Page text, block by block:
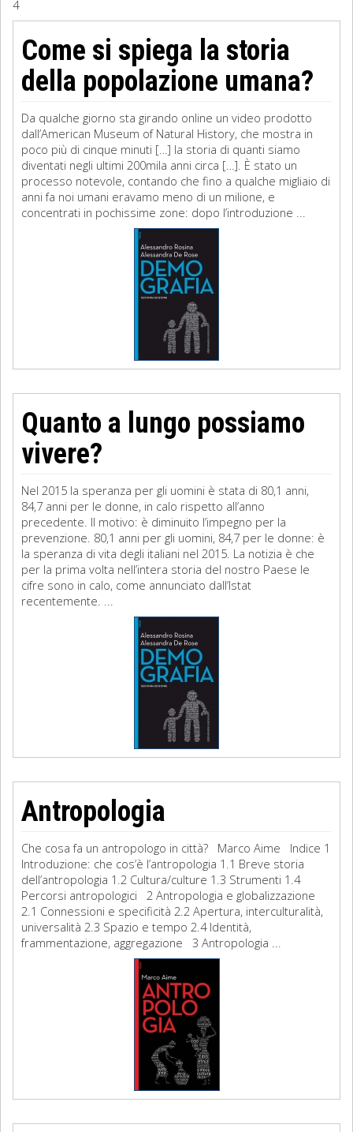
Filosofia
Matematica
Diritto
4
Come si spiega la storia
della popolazione umana?
Da qualche giorno sta girando online un video prodotto
dall’American Museum of Natural History, che mostra in
poco più di cinque minuti […] la storia di quanti siamo
diventati negli ultimi 200mila anni circa […]. È stato un
processo notevole, contando che fino a qualche migliaio di
anni fa noi umani eravamo meno di un milione, e
concentrati in pochissime zone: dopo l’introduzione ...
Quanto a lungo possiamo
vivere?
Nel 2015 la speranza per gli uomini è stata di 80,1 anni,
84,7 anni per le donne, in calo rispetto all’anno
precedente. Il motivo: è diminuito l’impegno per la
prevenzione. 80,1 anni per gli uomini, 84,7 per le donne: è
la speranza di vita degli italiani nel 2015. La notizia è che
per la prima volta nell’intera storia del nostro Paese le
cifre sono in calo, come annunciato dall’Istat
recentemente. ...
Antropologia
Che cosa fa un antropologo in città? Marco Aime Indice 1
Introduzione: che cos’è l’antropologia 1.1 Breve storia
dell’antropologia 1.2 Cultura/culture 1.3 Strumenti 1.4
Percorsi antropologici 2 Antropologia e globalizzazione
2.1 Connessioni e specificità 2.2 Apertura, interculturalità,
universalità 2.3 Spazio e tempo 2.4 Identità,
frammentazione, aggregazione 3 Antropologia ...